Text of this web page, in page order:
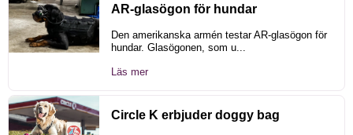
AR-glasögon för hundar
Den amerikanska armén testar AR-glasögon för
hundar. Glasögonen, som u...
Läs mer
Circle K erbjuder doggy bag